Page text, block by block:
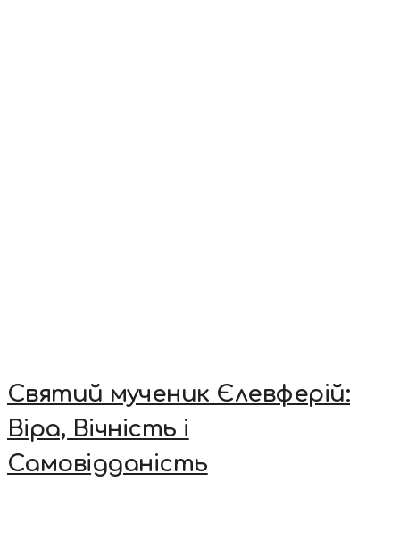
Святий мученик Єлевферій:
Віра, Вічність і
Самовідданість